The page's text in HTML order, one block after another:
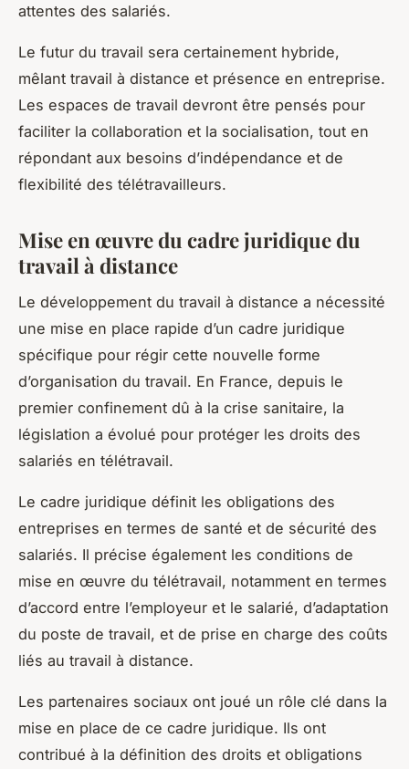
attentes des salariés.
Le futur du travail sera certainement hybride,
mêlant travail à distance et présence en entreprise.
Les espaces de travail devront être pensés pour
faciliter la collaboration et la socialisation, tout en
répondant aux besoins d’indépendance et de
flexibilité des télétravailleurs.
Mise en œuvre du cadre juridique du
travail à distance
Le développement du travail à distance a nécessité
une mise en place rapide d’un cadre juridique
spécifique pour régir cette nouvelle forme
d’organisation du travail. En France, depuis le
premier confinement dû à la crise sanitaire, la
législation a évolué pour protéger les droits des
salariés en télétravail.
Le cadre juridique définit les obligations des
entreprises en termes de santé et de sécurité des
salariés. Il précise également les conditions de
mise en œuvre du télétravail, notamment en termes
d’accord entre l’employeur et le salarié, d’adaptation
du poste de travail, et de prise en charge des coûts
liés au travail à distance.
Les partenaires sociaux ont joué un rôle clé dans la
mise en place de ce cadre juridique. Ils ont
contribué à la définition des droits et obligations